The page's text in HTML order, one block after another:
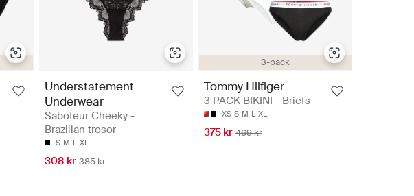
Understatement
Underwear
Saboteur Cheeky -
Brazilian trosor
S M L XL
308 kr 385 kr
3-pack
Tommy Hilfiger
3 PACK BIKINI - Briefs
XS S M L XL
375 kr 469 kr